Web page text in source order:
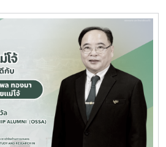
รนำเสนอกรณีศึกษาการประยุกต์ใช้
เอกชน รวมถึงกิจกรรม Forum-to-
เสนอเชิงนโยบายและแผนปฏิบัติการใน
ทยในอนาคตการเข้าร่วมประชุมในครั้ง
มทิศทางการเปลี่ยนแปลงของการ
ปลี่ยนองค์ความรู้และสร้างความร่วม
มศึกษาทั่วประเทศ เพื่อร่วมกันพัฒนา
การเปลี่ยนแปลงของโลกยุคดิจิทัล และ
กษา วิจัย และนวัตกรรมอย่างยั่งยืน
ง ณ พระที่นั่งดุสิตมหาปราสาท
ากราบถวายบังคมพระศพสมเด็จ
กิติยาภา นเรนทิราเทพยวดี กรมหลวง
ราชธิดา ณ พระที่นั่งพิมานรัตยา
าร่วมพิธีในครั้งนี้ นับเป็นพระ
กระหม่อมแก่คณะผู้บริหาร
ก่า และบุคลากร มหาวิทยาลัยแม่โจ้ที่ได้
ถวายความอาลัยและน้อมรำลึกในพระ
ดมิได้